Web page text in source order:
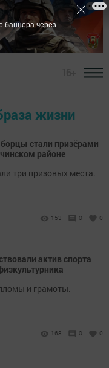
жизни
стали призёрами
районе
три призовых места.
153 0 0
актив спорта
и грамоты.
168 0 0
баннера через